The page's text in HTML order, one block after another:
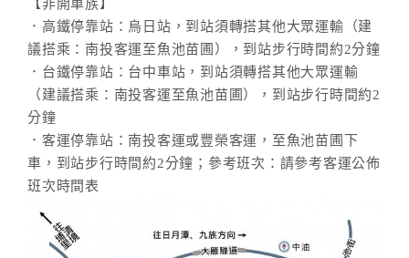
【非開車族】
．高鐵停靠站：烏日站，到站須轉搭其他大眾運輸（建
議搭乘：南投客運至魚池苗圃），到站步行時間約2分鐘
．台鐵停靠站：台中車站，到站須轉搭其他大眾運輸
（建議搭乘：南投客運至魚池苗圃），到站步行時間約2
分鐘
．客運停靠站：南投客運或豐榮客運，至魚池苗圃下
車，到站步行時間約2分鐘；參考班次：請參考客運公佈
班次時間表